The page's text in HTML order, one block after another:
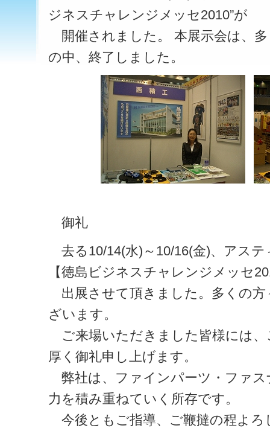
ジネスチャレンジメッセ2010”が
開催されました。 本展示会は、
の中、終了しました。
御礼
去る10/14(水)～10/16(金)、アス
【徳島ビジネスチャレンジメッセ
出展させて頂きました。多くの
ざいます。
ご来場いただきました皆様には
厚く御礼申し上げます。
弊社は、ファインパーツ・ファ
力を積み重ねていく所存です。
今後ともご指導、ご鞭撻の程よろ